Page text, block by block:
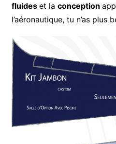
fluides et la conception
l’aéronautique, tu n’as plus